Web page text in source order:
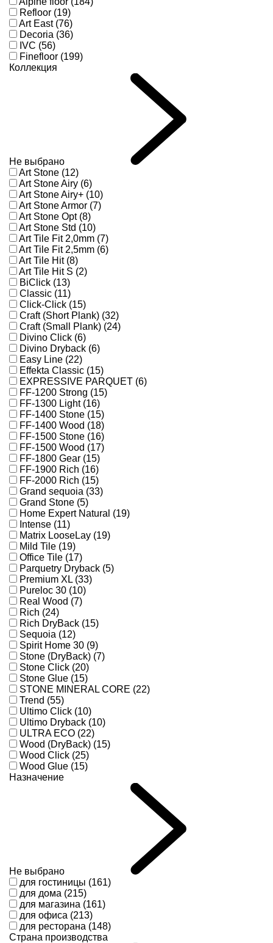
Refloor (19)
Art East (76)
Decoria (36)
IVC (56)
Finefloor (199)
Коллекция
Не выбрано
Art Stone (12)
Art Stone Airy (6)
Art Stone Airy+ (10)
Art Stone Armor (7)
Art Stone Opt (8)
Art Stone Std (10)
Art Tile Fit 2,0mm (7)
Art Tile Fit 2,5mm (6)
Art Tile Hit (8)
Art Tile Hit S (2)
BiClick (13)
Classic (11)
Click-Click (15)
Craft (Short Plank) (32)
Craft (Small Plank) (24)
Divino Click (6)
Divino Dryback (6)
Easy Line (22)
Effekta Classic (15)
EXPRESSIVE PARQUET (6)
FF-1200 Strong (15)
FF-1300 Light (16)
FF-1400 Stone (15)
FF-1400 Wood (18)
FF-1500 Stone (16)
FF-1500 Wood (17)
FF-1800 Gear (15)
FF-1900 Rich (16)
FF-2000 Rich (15)
Grand sequoia (33)
Grand Stone (5)
Home Expert Natural (19)
Intense (11)
Matrix LooseLay (19)
Mild Tile (19)
Office Tile (17)
Parquetry Dryback (5)
Premium XL (33)
Pureloc 30 (10)
Real Wood (7)
Rich (24)
Rich DryBack (15)
Sequoia (12)
Spirit Home 30 (9)
Stone (DryBack) (7)
Stone Click (20)
Stone Glue (15)
STONE MINERAL CORE (22)
Trend (55)
Ultimo Click (10)
Ultimo Dryback (10)
ULTRA ECO (22)
Wood (DryBack) (15)
Wood Click (25)
Wood Glue (15)
Назначение
Не выбрано
для гостиницы (161)
для дома (215)
для магазина (161)
для офиса (213)
для ресторана (148)
Страна производства